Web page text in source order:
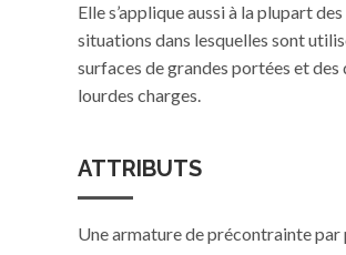
Elle s’applique aussi à la plupart des
situations dans lesquelles sont
surfaces de grandes portées et des
lourdes charges.
ATTRIBUTS
Une armature de précontrainte par